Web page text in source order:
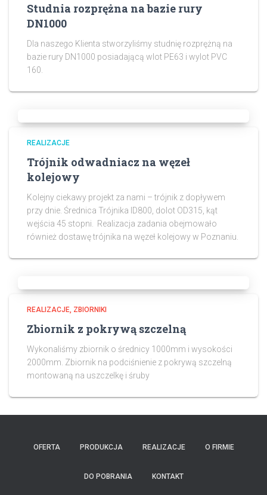
Studnia rozprężna na bazie rury
DN1000
Dla naszego Klienta stworzyliśmy studnię rozprężną na
bazie rury DN1000 posiadającą wlot PE63 i wylot PVC
160.
REALIZACJE
Trójnik odwadniacz na węzeł
kolejowy
Kolejny ciekawy projekt za nami – trójnik z dopływem
przy dnie. Średnica Trójnika ID800, dolot OD315, kąt
wejścia 45 stopni. Realizacja zadania obejmowało
również dostawę trójnika na węzeł kolejowy w Poznaniu.
REALIZACJE ZBIORNIKI
Zbiornik z pokrywą szczelną
Wykonaliśmy zbiornik o średnicy 1000mm i wysokości
2000mm. Zbiornik na podciśnienie z pokrywą szczelną
montowaną na uszczelkę i śruby
OFERTA PRODUKCJA REALIZACJE O FIRMIE
DO POBRANIA KONTAKT